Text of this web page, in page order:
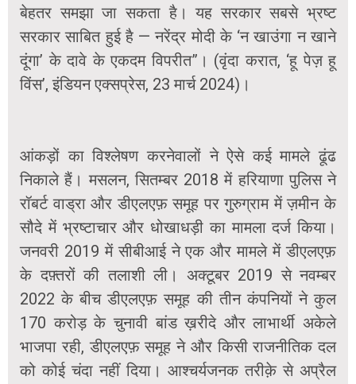
बेहतर समझा जा सकता है। यह सरकार सबसे भ्रष्ट
सरकार साबित हुई है — नरेंद्र मोदी के ‘न खाउंगा न खाने
दूंगा’ के दावे के एकदम विपरीत”। (वृंदा करात, ‘हू पेज़ हू
विंस’, इंडियन एक्सप्रेस, 23 मार्च 2024)।
आंकड़ों का विश्लेषण करनेवालों ने ऐसे कई मामले ढूंढ
निकाले हैं। मसलन, सितम्बर 2018 में हरियाणा पुलिस ने
रॉबर्ट वाड्रा और डीएलएफ़ समूह पर गुरुग्राम में ज़मीन के
सौदे में भ्रष्टाचार और धोखाधड़ी का मामला दर्ज किया।
जनवरी 2019 में सीबीआई ने एक और मामले में डीएलएफ़
के दफ़्तरों की तलाशी ली। अक्टूबर 2019 से नवम्बर
2022 के बीच डीएलएफ़ समूह की तीन कंपनियों ने कुल
170 करोड़ के चुनावी बांड ख़रीदे और लाभार्थी अकेले
भाजपा रही, डीएलएफ़ समूह ने और किसी राजनीतिक दल
को कोई चंदा नहीं दिया। आश्चर्यजनक तरीक़े से अप्रैल